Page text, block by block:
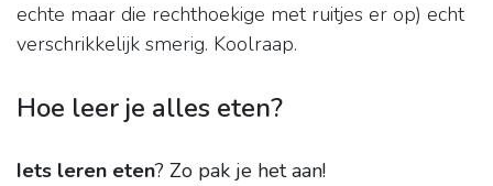
echte maar die rechthoekige met ruitjes er op) echt
verschrikkelijk smerig. Koolraap.
Hoe leer je alles eten?
Iets leren eten? Zo pak je het aan!